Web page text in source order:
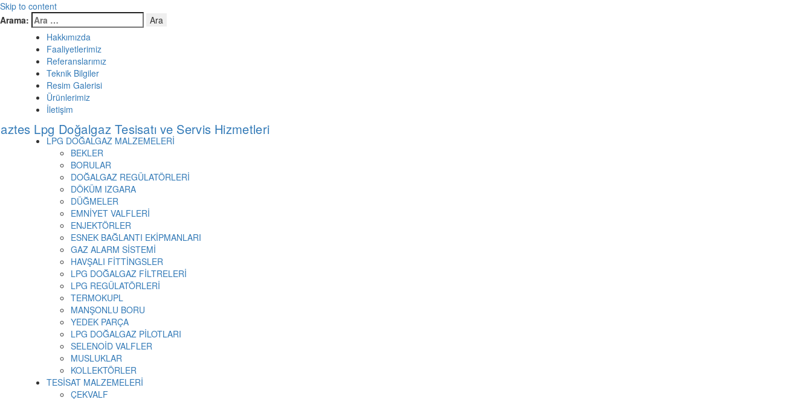
Skip to content
Arama:
Hakkımızda
Faaliyetlerimiz
Referanslarımız
Teknik Bilgiler
Resim Galerisi
Ürünlerimiz
İletişim
LPG DOĞALGAZ MALZEMELERİ
BEKLER
BORULAR
DOĞALGAZ REGÜLATÖRLERİ
DÖKÜM IZGARA
DÜĞMELER
EMNİYET VALFLERİ
ENJEKTÖRLER
ESNEK BAĞLANTI EKİPMANLARI
GAZ ALARM SİSTEMİ
HAVŞALI FİTTİNGSLER
LPG DOĞALGAZ FİLTRELERİ
LPG REGÜLATÖRLERİ
TERMOKUPL
MANŞONLU BORU
YEDEK PARÇA
LPG DOĞALGAZ PİLOTLARI
SELENOİD VALFLER
MUSLUKLAR
KOLLEKTÖRLER
TESİSAT MALZEMELERİ
ÇEKVALF